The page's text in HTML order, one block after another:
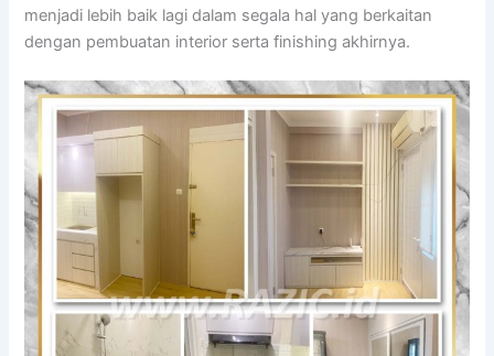
menjadi lebih baik lagi dalam segala hal yang berkaitan
dengan pembuatan interior serta finishing akhirnya.